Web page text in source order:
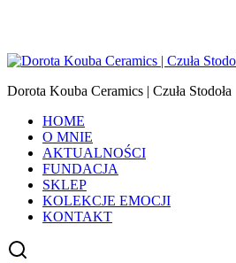
Dorota Kouba Ceramics | Czuła Stodoła
HOME
O MNIE
AKTUALNOŚCI
FUNDACJA
SKLEP
KOLEKCJE EMOCJI
KONTAKT